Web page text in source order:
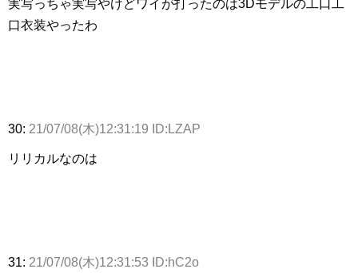
実写っちゃ実写やけどワイが打ったのは3Dモデルの工口工
口衣装やったわ
30: 21/07/08(木)12:31:19 ID:LZAP
リリカルなのは
31: 21/07/08(木)12:31:53 ID:hC2o